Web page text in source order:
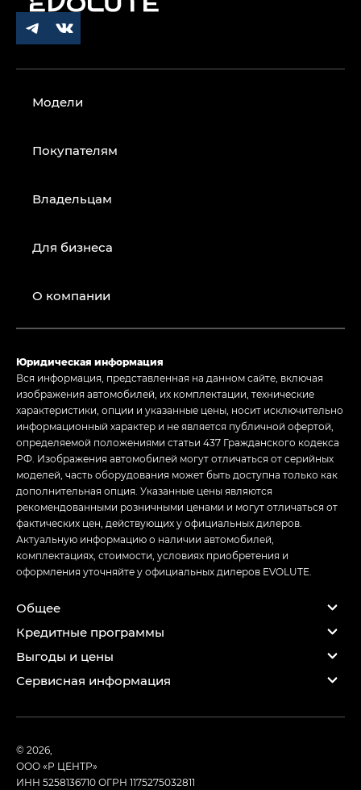
Модели
Покупателям
Владельцам
Для бизнеса
О компании
Юридическая информация
Вся информация, представленная на данном сайте, включая
изображения автомобилей, их комплектации, технические
характеристики, опции и указанные цены, носит исключительно
информационный характер и не является публичной офертой,
определяемой положениями статьи 437 Гражданского кодекса
РФ. Изображения автомобилей могут отличаться от серийных
моделей, часть оборудования может быть доступна только как
дополнительная опция. Указанные цены являются
рекомендованными розничными ценами и могут отличаться от
фактических цен, действующих у официальных дилеров.
Актуальную информацию о наличии автомобилей,
комплектациях, стоимости, условиях приобретения и
оформления уточняйте у официальных дилеров EVOLUTE.
Общее
Кредитные программы
Выгоды и цены
Сервисная информация
© 2026,
ООО «Р ЦЕНТР»
ИНН 5258136710ОГРН 1175275032811